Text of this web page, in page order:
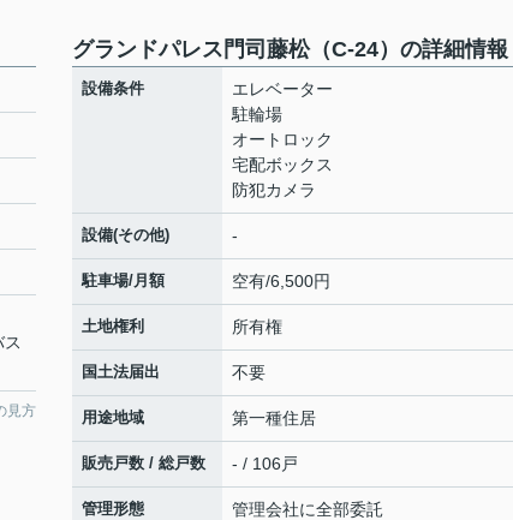
見方
グランドパレス門司藤松（C-24）の詳細情報
設備条件
エレベーター
駐輪場
オートロック
宅配ボックス
防犯カメラ
設備(その他) -
駐車場/月額 空有/6,500円
土地権利 所有権
国土法届出 不要
用途地域 第一種住居
販売戸数 / 総戸数 - / 106戸
管理形態 管理会社に全部委託